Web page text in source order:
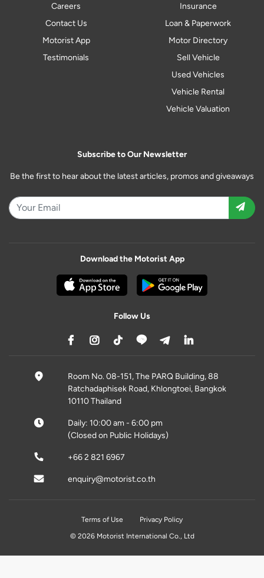
Careers
Contact Us
Motorist App
Testimonials
Insurance
Loan & Paperwork
Motor Directory
Sell Vehicle
Used Vehicles
Vehicle Rental
Vehicle Valuation
Subscribe to Our Newsletter
Be the first to hear about the latest articles, promos and giveaways
Download the Motorist App
Follow Us
Room No. 08-151, The PARQ Building, 88
Ratchadaphisek Road, Khlongtoei, Bangkok
10110 Thailand
Daily: 10:00 am - 6:00 pm
(Closed on Public Holidays)
+66 2 821 6967
enquiry@motorist.co.th
Terms of Use
Privacy Policy
© 2026 Motorist International Co., Ltd